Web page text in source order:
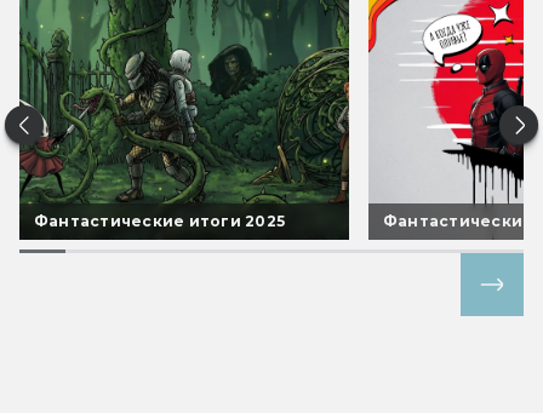
Фантастические итоги 2025 Фантастические